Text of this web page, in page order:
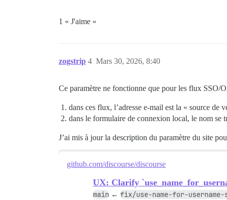
1 « J'aime »
zogstrip Mars 30, 2026, 8:40
4
Ce paramètre ne fonctionne que pour les flux SSO/
dans ces flux, l’adresse e-mail est la « source
dans le formulaire de connexion local, le nom se
J’ai mis à jour la description du paramètre du site
github.com/discourse/discourse
UX: Clarify
main ← fix/use-name-for-